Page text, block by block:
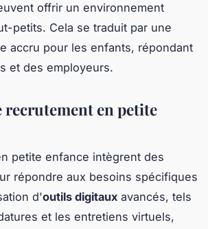
offrir un environnement
petits. Cela se traduit par une
accru pour les enfants, répondant
et des employeurs.
recrutement en petite
petite enfance intègrent des
répondre aux besoins spécifiques
d'outils digitaux avancés, tels
et les entretiens virtuels,